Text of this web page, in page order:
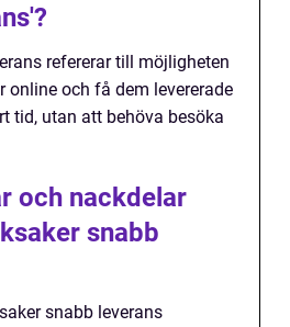
refererar till möjligheten
online och få dem levererade
tid, utan att behöva besöka
och nackdelar
snabb
snabb leverans